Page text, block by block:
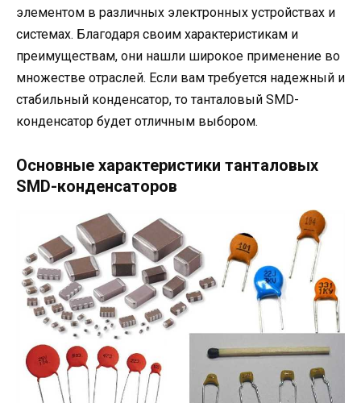
элементом в различных электронных устройствах и
системах. Благодаря своим характеристикам и
преимуществам, они нашли широкое применение во
множестве отраслей. Если вам требуется надежный и
стабильный конденсатор, то танталовый SMD-
конденсатор будет отличным выбором.
Основные характеристики танталовых
SMD-конденсаторов